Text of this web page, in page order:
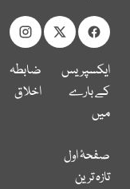
ایکسپریس
کے بارے
میں
ضابطہ
اخلاق
صفحۂ اول
تازہ ترین